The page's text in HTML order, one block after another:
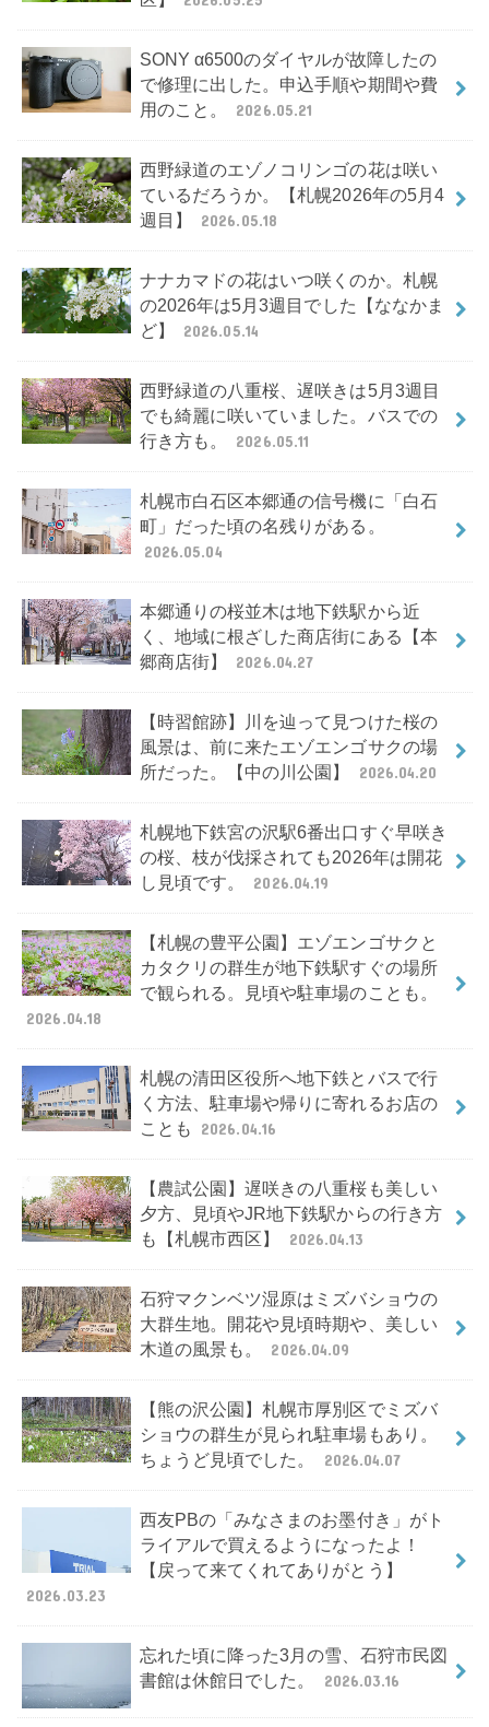
SONY α6500のダイヤルが故障したの
で修理に出した。申込手順や期間や費
用のこと。
2026.05.21
西野緑道のエゾノコリンゴの花は咲い
ているだろうか。【札幌2026年の5月4
週目】
2026.05.18
ナナカマドの花はいつ咲くのか。札幌
の2026年は5月3週目でした【ななかま
ど】
2026.05.14
西野緑道の八重桜、遅咲きは5月3週目
でも綺麗に咲いていました。バスでの
行き方も。
2026.05.11
札幌市白石区本郷通の信号機に「白石
町」だった頃の名残りがある。
2026.05.04
本郷通りの桜並木は地下鉄駅から近
く、地域に根ざした商店街にある【本
郷商店街】
2026.04.27
【時習館跡】川を辿って見つけた桜の
風景は、前に来たエゾエンゴサクの場
所だった。【中の川公園】
2026.04.20
札幌地下鉄宮の沢駅6番出口すぐ早咲き
の桜、枝が伐採されても2026年は開花
し見頃です。
2026.04.19
【札幌の豊平公園】エゾエンゴサクと
カタクリの群生が地下鉄駅すぐの場所
で観られる。見頃や駐車場のことも。
2026.04.18
札幌の清田区役所へ地下鉄とバスで行
く方法、駐車場や帰りに寄れるお店の
ことも
2026.04.16
【農試公園】遅咲きの八重桜も美しい
夕方、見頃やJR地下鉄駅からの行き方
も【札幌市西区】
2026.04.13
石狩マクンベツ湿原はミズバショウの
大群生地。開花や見頃時期や、美しい
木道の風景も。
2026.04.09
【熊の沢公園】札幌市厚別区でミズバ
ショウの群生が見られ駐車場もあり。
ちょうど見頃でした。
2026.04.07
西友PBの「みなさまのお墨付き」がト
ライアルで買えるようになったよ！
【戻って来てくれてありがとう】
2026.03.23
忘れた頃に降った3月の雪、石狩市民図
書館は休館日でした。
2026.03.16